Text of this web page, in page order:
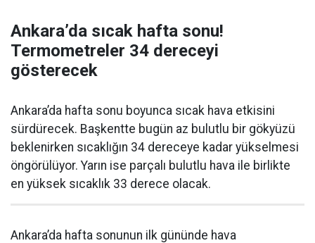
Ankara’da sıcak hafta sonu!
Termometreler 34 dereceyi
gösterecek
Ankara’da hafta sonu boyunca sıcak hava etkisini
sürdürecek. Başkentte bugün az bulutlu bir gökyüzü
beklenirken sıcaklığın 34 dereceye kadar yükselmesi
öngörülüyor. Yarın ise parçalı bulutlu hava ile birlikte
en yüksek sıcaklık 33 derece olacak.
Ankara’da hafta sonunun ilk gününde hava